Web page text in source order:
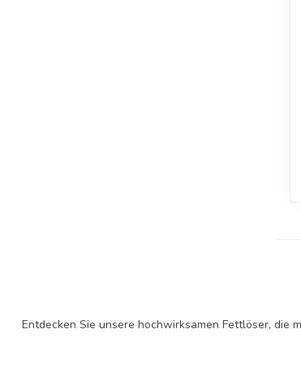
Entdecken Sie unsere hochwirksamen Fettlöser, die